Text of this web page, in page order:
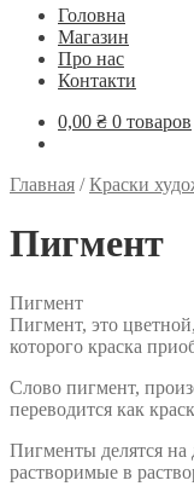
Головна
Магазин
Про нас
Контакти
0,00 ₴ 0 товаров
Главная /Краски
Пигмент
Пигмент
Пигмент, это
которого краска
Слово пигмент,
переводится как
Пигменты делятся на
растворимые в